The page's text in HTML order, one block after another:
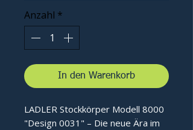
Anzahl *
In den Warenkorb
LADLER Stockkörper Modell 8000
"Design 0031" – Die neue Ära im